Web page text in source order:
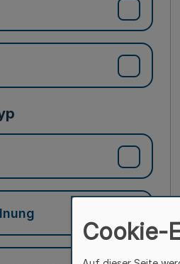
Cookie-